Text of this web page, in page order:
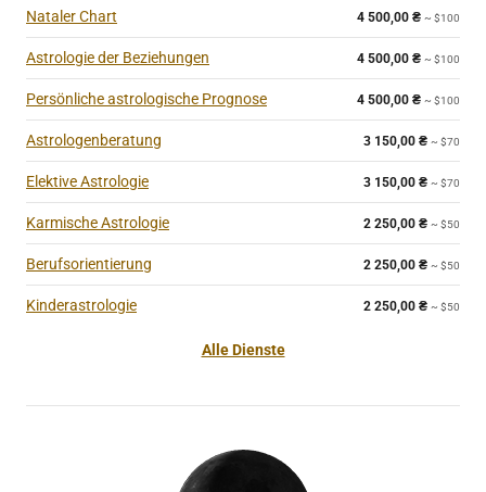
Nataler Chart 4 500,00 ₴ ~ $100
Astrologie der Beziehungen 4 500,00 ₴ ~ $100
Persönliche astrologische Prognose 4 500,00 ₴ ~ $100
Astrologenberatung 3 150,00 ₴ ~ $70
Elektive Astrologie 3 150,00 ₴ ~ $70
Karmische Astrologie 2 250,00 ₴ ~ $50
Berufsorientierung 2 250,00 ₴ ~ $50
Kinderastrologie 2 250,00 ₴ ~ $50
Alle Dienste